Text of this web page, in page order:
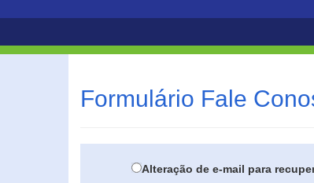
Formulário Fale
Alteração de e-mail para